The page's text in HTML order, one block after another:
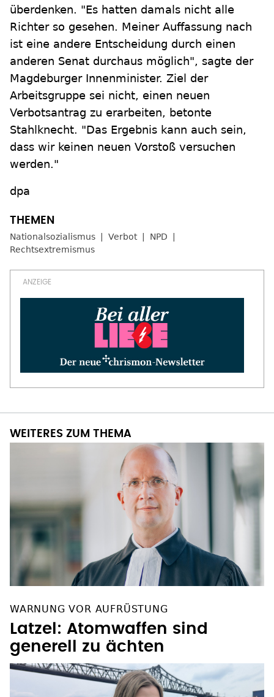
überdenken. "Es hatten damals nicht alle
Richter so gesehen. Meiner Auffassung nach
ist eine andere Entscheidung durch einen
anderen Senat durchaus möglich", sagte der
Magdeburger Innenminister. Ziel der
Arbeitsgruppe sei nicht, einen neuen
Verbotsantrag zu erarbeiten, betonte
Stahlknecht. "Das Ergebnis kann auch sein,
dass wir keinen neuen Vorstoß versuchen
werden."
dpa
Nationalsozialismus Verbot
NPD
Rechtsextremismus
WEITERES ZUM THEMA
WARNUNG VOR AUFRÜSTUNG
Latzel: Atomwaffen sind
generell zu ächten